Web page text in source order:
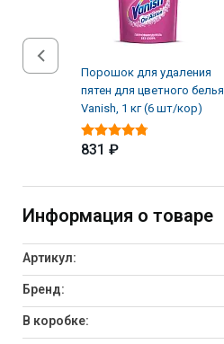
Порошок для удаления
пятен для цветного белья
Vanish, 1 кг (6 шт/кор)
831 ₽
Информация о товаре
Артикул:
Бренд:
В коробке: